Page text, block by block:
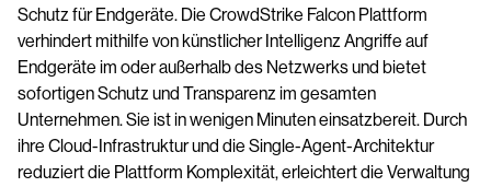
Schutz für Endgeräte. Die CrowdStrike Falcon Plattform
verhindert mithilfe von künstlicher Intelligenz Angriffe auf
Endgeräte im oder außerhalb des Netzwerks und bietet
sofortigen Schutz und Transparenz im gesamten
Unternehmen. Sie ist in wenigen Minuten einsatzbereit. Durch
ihre Cloud-Infrastruktur und die Single-Agent-Architektur
reduziert die Plattform Komplexität, erleichtert die Verwaltung